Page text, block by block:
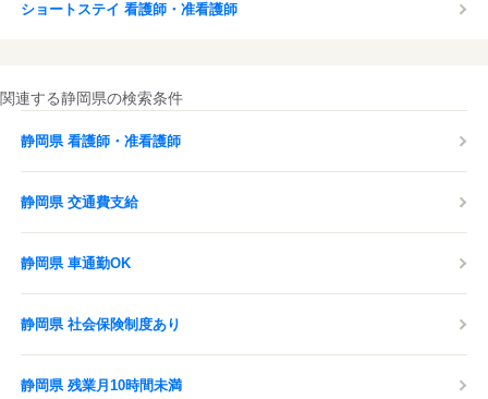
ショートステイ 看護師・准看護師
関連する静岡県の検索条件
静岡県 看護師・准看護師
静岡県 交通費支給
静岡県 車通勤OK
静岡県 社会保険制度あり
静岡県 残業月10時間未満